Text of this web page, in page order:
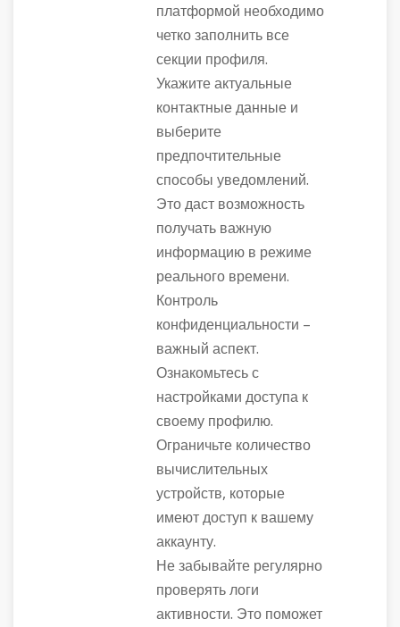
платформой необходимо
четко заполнить все
секции профиля.
Укажите актуальные
контактные данные и
выберите
предпочтительные
способы уведомлений.
Это даст возможность
получать важную
информацию в режиме
реального времени.
Контроль
конфиденциальности –
важный аспект.
Ознакомьтесь с
настройками доступа к
своему профилю.
Ограничьте количество
вычислительных
устройств, которые
имеют доступ к вашему
аккаунту.
Не забывайте регулярно
проверять логи
активности. Это поможет